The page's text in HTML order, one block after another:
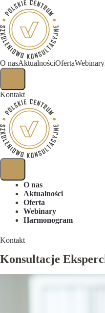
O nasAktualnościOfertaWebinary
Kontakt
O nas
Aktualności
Oferta
Webinary
Harmonogram
Kontakt
Konsultacje